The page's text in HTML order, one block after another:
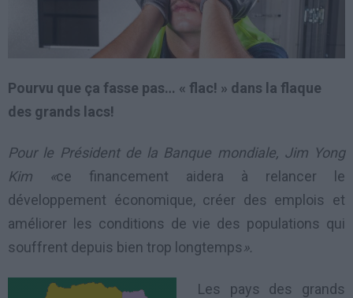
Pourvu que ça fasse pas… « flac! » dans la flaque
des grands lacs!
Pour le Président de la Banque mondiale, Jim Yong
Kim «ce financement aidera à relancer le
développement économique, créer des emplois et
améliorer les conditions de vie des populations qui
souffrent depuis bien trop longtemps».
Les pays des grands